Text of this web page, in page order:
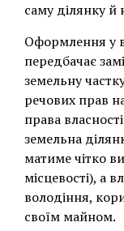
саму ділянку й
Оформлення у
передбачає
земельну
речових прав
права
земельна
матиме чітко
місцевості), а
володіння,
своїм майном.